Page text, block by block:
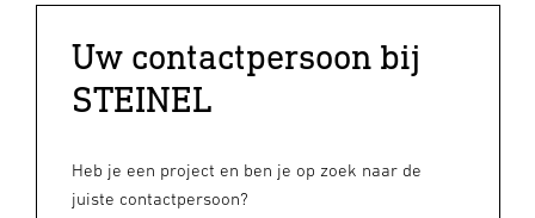
Uw contactpersoon bij
STEINEL
Heb je een project en ben je op zoek naar de
juiste contactpersoon?